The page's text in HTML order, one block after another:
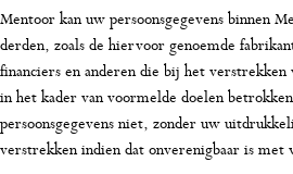
Mentoor kan uw persoonsgegevens binnen
derden, zoals de hiervoor genoemde
financiers en anderen die bij het
in het kader van voormelde doelen
persoonsgegevens niet, zonder uw
verstrekken indien dat onverenigbaar is met